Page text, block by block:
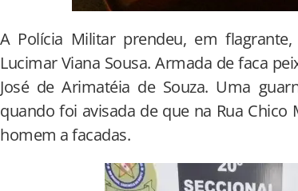
A Polícia Militar prendeu, em
Lucimar Viana Sousa. Armada de faca
José de Arimatéia de Souza. Uma
quando foi avisada de que na Rua
homem a facadas.